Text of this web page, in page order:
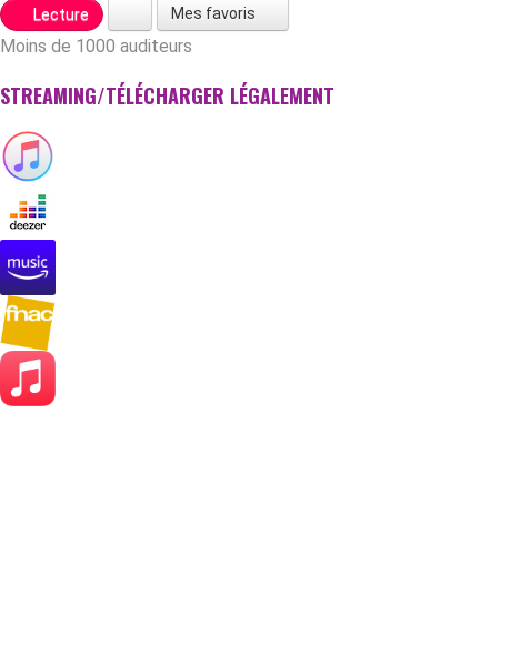
Lecture Mes favoris
Moins de 1000 auditeurs
STREAMING/TÉLÉCHARGER LÉGALEMENT